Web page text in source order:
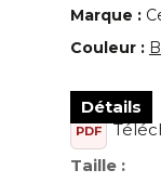
Marque :
Couleur :
Détails
PDF
Taille :